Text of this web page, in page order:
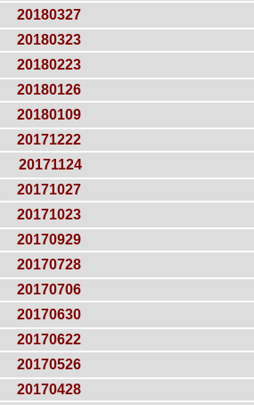
20180327
20180323
20180223
20180126
20180109
20171222
20171124
20171027
20171023
20170929
20170728
20170706
20170630
20170622
20170526
20170428